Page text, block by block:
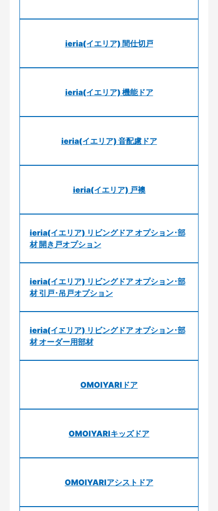
ieria(イエリア) 間仕切戸
ieria(イエリア) 機能ドア
ieria(イエリア) 音配慮ドア
ieria(イエリア) 戸襖
ieria(イエリア) リビングドア オプション･部
材 開き戸オプション
ieria(イエリア) リビングドア オプション･部
材 引戸･吊戸オプション
ieria(イエリア) リビングドア オプション･部
材 オーダー用部材
OMOIYARIドア
OMOIYARIキッズドア
OMOIYARIアシストドア